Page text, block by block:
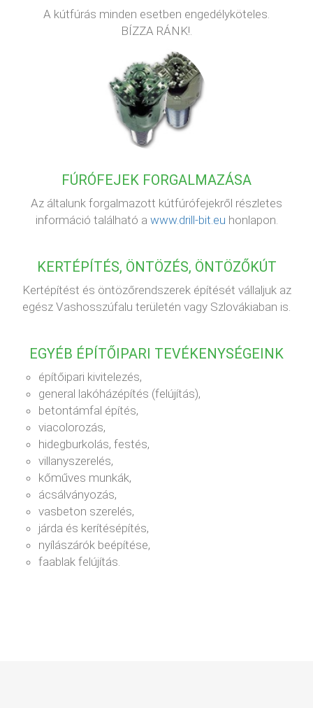
A kútfúrás minden esetben engedélyköteles.
BÍZZA RÁNK!.
FÚRÓFEJEK FORGALMAZÁSA
Az általunk forgalmazott kútfúrófejekről részletes
információ található a www.drill-bit.eu honlapon.
KERTÉPÍTÉS, ÖNTÖZÉS, ÖNTÖZŐKÚT
Kertépítést és öntözőrendszerek építését vállaljuk az
egész Vashosszúfalu területén vagy Szlovákiaban is.
EGYÉB ÉPÍTŐIPARI TEVÉKENYSÉGEINK
építőipari kivitelezés,
general lakóházépítés (felújítás),
betontámfal építés,
viacolorozás,
hidegburkolás, festés,
villanyszerelés,
kőműves munkák,
ácsálványozás,
vasbeton szerelés,
járda és kerítésépítés,
nyílászárók beépítése,
faablak felújítás.